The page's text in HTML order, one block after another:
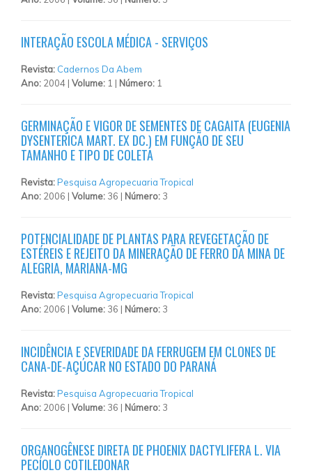
INTERAÇÃO ESCOLA MÉDICA - SERVIÇOS
Revista: Cadernos Da Abem
Ano: 2004 | Volume: 1 | Número: 1
GERMINAÇÃO E VIGOR DE SEMENTES DE CAGAITA (EUGENIA
DYSENTERICA MART. EX DC.) EM FUNÇÃO DE SEU
TAMANHO E TIPO DE COLETA
Revista:Pesquisa Agropecuaria Tropical
Ano: 2006 | Volume: 36 | Número: 3
POTENCIALIDADE DE PLANTAS PARA REVEGETAÇÃO DE
ESTÉREIS E REJEITO DA MINERAÇÃO DE FERRO DA MINA DE
ALEGRIA, MARIANA-MG
Revista:Pesquisa Agropecuaria Tropical
Ano: 2006 | Volume: 36 | Número: 3
INCIDÊNCIA E SEVERIDADE DA FERRUGEM EM CLONES DE
CANA-DE-AÇÚCAR NO ESTADO DO PARANÁ
Revista:Pesquisa Agropecuaria Tropical
Ano: 2006 | Volume: 36 | Número: 3
ORGANOGÊNESE DIRETA DE PHOENIX DACTYLIFERA L. VIA
PECÍOLO COTILEDONAR